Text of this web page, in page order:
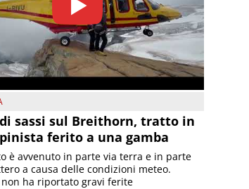
sassi sul Breithorn, tratto in
ferito a una gamba
è avvenuto in parte via terra e in parte
a causa delle condizioni meteo.
ha riportato gravi ferite